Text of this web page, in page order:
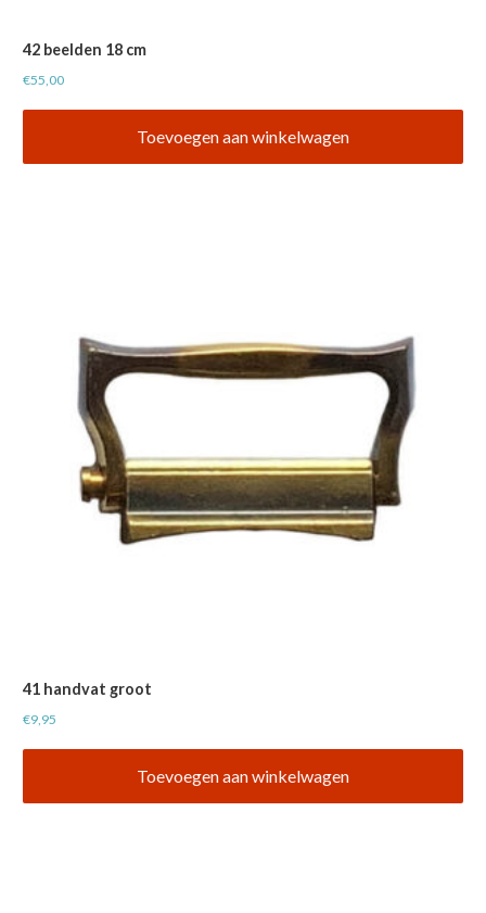
42 beelden 18 cm
€55,00
Toevoegen aan winkelwagen
41 handvat groot
€9,95
Toevoegen aan winkelwagen